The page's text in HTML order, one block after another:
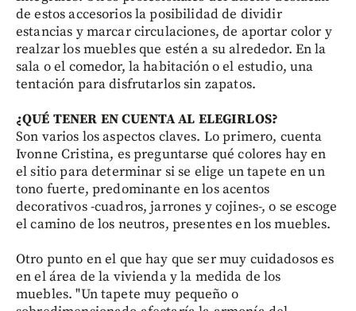
de estos accesorios la posibilidad de dividir
estancias y marcar circulaciones, de aportar color y
realzar los muebles que estén a su alrededor. En la
sala o el comedor, la habitación o el estudio, una
tentación para disfrutarlos sin zapatos.
¿QUÉ TENER EN CUENTA AL ELEGIRLOS?
Son varios los aspectos claves. Lo primero, cuenta
Ivonne Cristina, es preguntarse qué colores hay en
el sitio para determinar si se elige un tapete en un
tono fuerte, predominante en los acentos
decorativos -cuadros, jarrones y cojines-, o se escoge
el camino de los neutros, presentes en los muebles.
Otro punto en el que hay que ser muy cuidadosos es
en el área de la vivienda y la medida de los
muebles. "Un tapete muy pequeño o